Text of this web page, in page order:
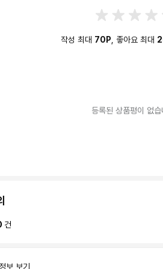
작성 최대 70P , 좋아요 최대
등록된 상품평이 없습
건
보 보기